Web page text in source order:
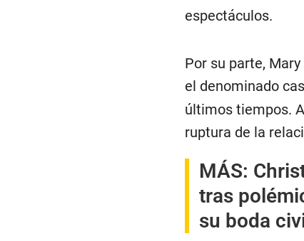
espectáculos.
Por su parte,
el denominado
últimos tiempos.
ruptura de la
MÁS:
tras
su boda